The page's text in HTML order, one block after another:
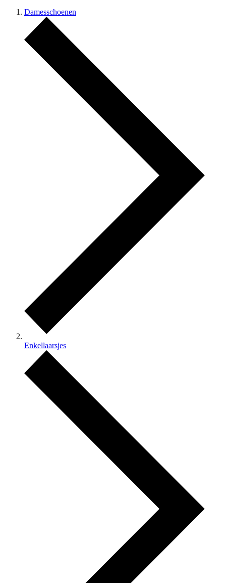
Damesschoenen
Enkellaarsjes